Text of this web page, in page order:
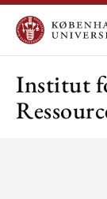
Institut